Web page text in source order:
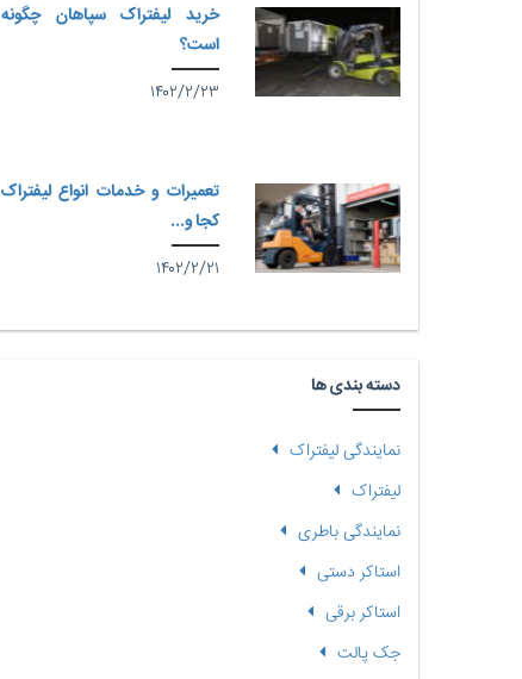
خرید لیفتراک سپاهان چگونه
است؟
۱۴۰۲/۲/۲۳
تعمیرات و خدمات انواع لیفتراک
کجا و...
۱۴۰۲/۲/۲۱
دسته بندی ها
نمایندگی لیفتراک
لیفتراک
نمایندگی باطری
استاکر دستی
استاکر برقی
جک پالت